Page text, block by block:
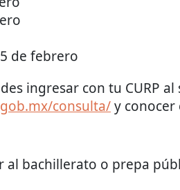
de febrero
ingresar con tu CURP al
consulta/y conocer
al bachillerato o prepa